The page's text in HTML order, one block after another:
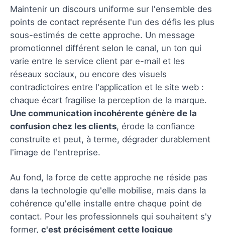
Maintenir un discours uniforme sur l'ensemble des
points de contact représente l'un des défis les plus
sous-estimés de cette approche. Un message
promotionnel différent selon le canal, un ton qui
varie entre le service client par e-mail et les
réseaux sociaux, ou encore des visuels
contradictoires entre l'application et le site web :
chaque écart fragilise la perception de la marque.
Une communication incohérente génère de la
confusion chez les clients, érode la confiance
construite et peut, à terme, dégrader durablement
l'image de l'entreprise.
Au fond, la force de cette approche ne réside pas
dans la technologie qu'elle mobilise, mais dans la
cohérence qu'elle installe entre chaque point de
contact. Pour les professionnels qui souhaitent s'y
former, c'est précisément cette logique